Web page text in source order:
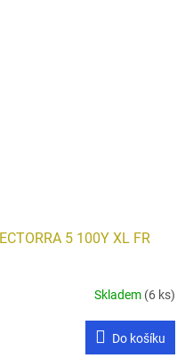
5 100Y XL FR
Skladem (6 ks)
Do košíku